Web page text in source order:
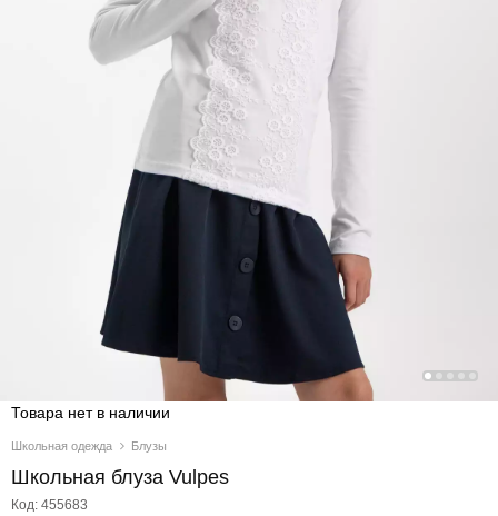
Школьная одежда Блузы
Школьная блуза Vulpes
Код: 455683
Товара нет в наличии